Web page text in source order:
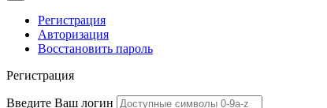
Регистрация
Авторизация
Восстановить пароль
Регистрация
Введите Ваш логин